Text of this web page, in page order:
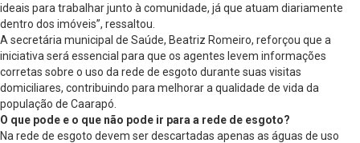
ideais para trabalhar junto à comunidade, já que atuam diariamente
dentro dos imóveis”, ressaltou.
A secretária municipal de Saúde, Beatriz Romeiro, reforçou que a
iniciativa será essencial para que os agentes levem informações
corretas sobre o uso da rede de esgoto durante suas visitas
domiciliares, contribuindo para melhorar a qualidade de vida da
população de Caarapó.
O que pode e o que não pode ir para a rede de esgoto?
Na rede de esgoto devem ser descartadas apenas as águas de uso